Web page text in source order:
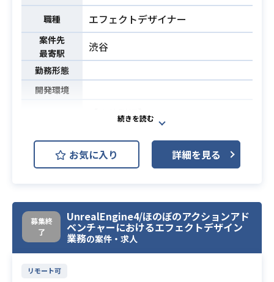
職種 エフェクトデザイナー
案件先
最寄駅
渋谷
勤務形態
開発環境
業務内容
【案件詳細】
・専用ツールを使用してのキャラク
ターやモンスターの必殺技や魔法演
出の作成
・制作スケジュールとリソース（成
果物）管理
・カットシーン演出
お気に入り 詳細を見る
募集終
了
UnrealEngine4/ほのぼのアクションアド
ベンチャーにおけるエフェクトデザイン
業務の案件・求人
リモート可